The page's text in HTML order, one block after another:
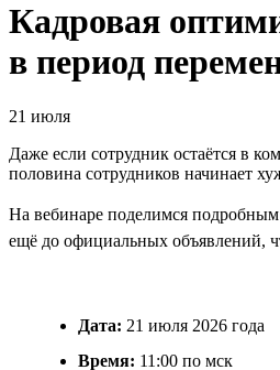
Кадровая
в период
21 июля
Даже если сотрудник остаётся в
половина сотрудников начинает
На вебинаре поделимся
ещё до официальных объявлений,
Дата: 21 июля 2026 года
Время: 11:00 по мск